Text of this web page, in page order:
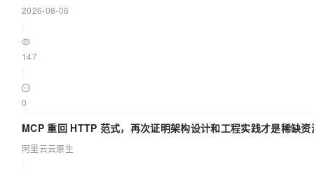
2026-08-06
147
0
MCP 重回 HTTP 范式，再次证明架构设计和工程实践才是稀缺资
阿里云云原生